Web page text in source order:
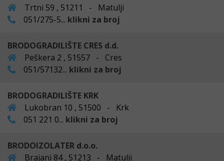
Trtni 59 , 51211 - Matulji
051/275-5... klikni za broj
BRODOGRADILIŠTE CRES d.d.
Peškera 2 , 51557 - Cres
051/57132... klikni za broj
BRODOGRADILIŠTE KRK
Lukobran 10 , 51500 - Krk
051 221 0... klikni za broj
BRODOIZOLATER d.o.o.
Brajani 84 , 51213 - Matulji